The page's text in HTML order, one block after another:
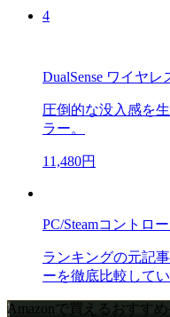
4
DualSense ワイヤ
圧倒的な没入感を
ラー。
11,480円
PC/Steamコントロ
ランキングの元記
ーを徹底比較して
Amazonで買えるおすす